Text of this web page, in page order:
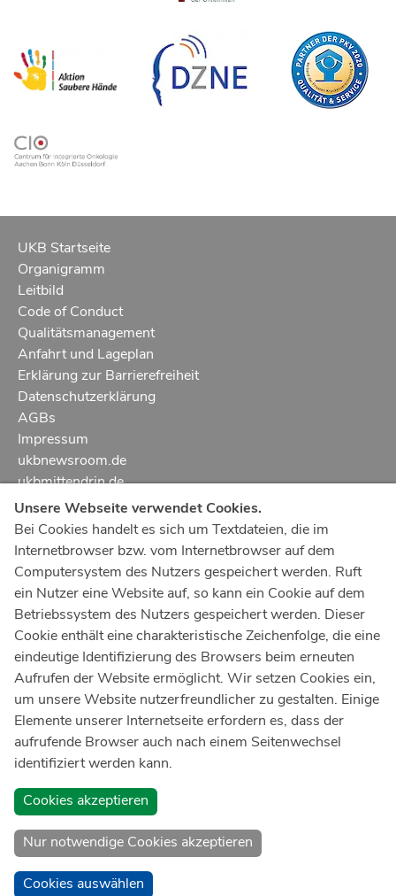
UKB Startseite
Organigramm
Leitbild
Code of Conduct
Qualitätsmanagement
Anfahrt und Lageplan
Erklärung zur Barrierefreiheit
Datenschutzerklärung
AGBs
Impressum
ukbnewsroom.de
ukbmittendrin.de
Notruf112
Ärztlicher Notdienst116 117
Giftnotrufzentrale
Tel: +49 22819240
Notfallzentrum Bonn
Kindernotfallzentrum Bonn
UKB-Telefonzentrale
+49 228287 0
Spenden Sie online an das Universitätsklinikum Bonn
Unsere Webseite verwendet Cookies.
Bei Cookies handelt es sich um Textdateien, die im
Internetbrowser bzw. vom Internetbrowser auf dem
Computersystem des Nutzers gespeichert werden. Ruft
ein Nutzer eine Website auf, so kann ein Cookie auf dem
Betriebssystem des Nutzers gespeichert werden. Dieser
Cookie enthält eine charakteristische Zeichenfolge, die eine
eindeutige Identifizierung des Browsers beim erneuten
Aufrufen der Website ermöglicht. Wir setzen Cookies ein,
um unsere Website nutzerfreundlicher zu gestalten. Einige
Elemente unserer Internetseite erfordern es, dass der
aufrufende Browser auch nach einem Seitenwechsel
identifiziert werden kann.
Cookies akzeptieren
Nur notwendige Cookies akzeptieren
Cookies auswählen